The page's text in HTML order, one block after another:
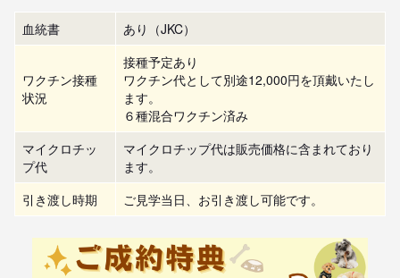
血統書 あり（JKC）
ワクチン接種
状況
接種予定あり
ワクチン代として別途12,000円を頂戴いたし
ます。
６種混合ワクチン済み
マイクロチッ
プ代
マイクロチップ代は販売価格に含まれており
ます。
引き渡し時期
ご見学当日、お引き渡し可能です。